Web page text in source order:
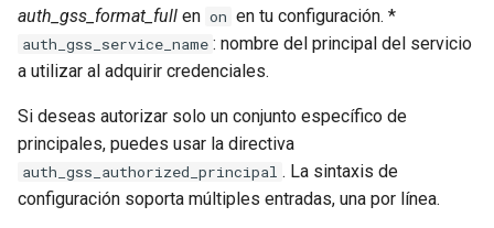
jsonrpc-batch
jump-consistent-hash
jwt-verification
jwt
auth_gss_format_full en on en tu configuración. *
auth_gss_service_name : nombre del principal del servicio
a utilizar al adquirir credenciales.
Si deseas autorizar solo un conjunto específico de
principales, puedes usar la directiva
auth_gss_authorized_principal . La sintaxis de
configuración soporta múltiples entradas, una por línea.